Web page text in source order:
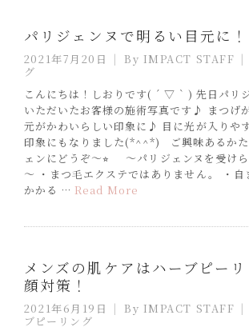
パリジェンヌで明るい目元に！
2021年7月20日 By IMPACT STAFF
グ
こんにちは！しおりです( ´ ▽ ` ) 先日パリ
いただいたお客様の施術写真です♪ まつげ
元がかわいらしい印象に♪ 目に光が入りや
印象にもなりました(*^^*) ご興味あるかた
ェンにどうぞ〜⭐︎ ～パリジェンヌを受け
～ ・まつ毛エクステではありません。 ・自
かかる … Read More
メンズの肌ケアはハーブピー
顔対策！
2021年6月19日 By IMPACT STAFF
ブピーリング